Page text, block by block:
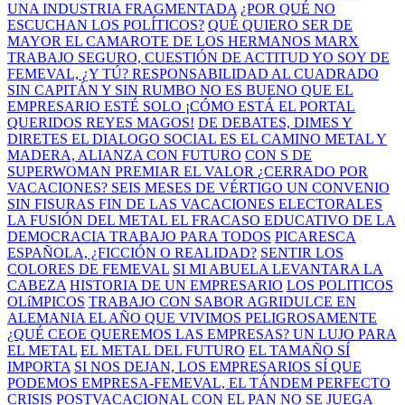
UNA INDUSTRIA FRAGMENTADA ¿POR QUÉ NO
ESCUCHAN LOS POLÍTICOS? QUÉ QUIERO SER DE
MAYOR EL CAMAROTE DE LOS HERMANOS MARX
TRABAJO SEGURO, CUESTIÓN DE ACTITUD YO SOY DE
FEMEVAL, ¿Y TÚ? RESPONSABILIDAD AL CUADRADO
SIN CAPITÁN Y SIN RUMBO NO ES BUENO QUE EL
EMPRESARIO ESTÉ SOLO ¡CÓMO ESTÁ EL PORTAL
QUERIDOS REYES MAGOS! DE DEBATES, DIMES Y
DIRETES EL DIALOGO SOCIAL ES EL CAMINO METAL Y
MADERA, ALIANZA CON FUTURO CON S DE
SUPERWOMAN PREMIAR EL VALOR ¿CERRADO POR
VACACIONES? SEIS MESES DE VÉRTIGO UN CONVENIO
SIN FISURAS FIN DE LAS VACACIONES ELECTORALES
LA FUSIÓN DEL METAL EL FRACASO EDUCATIVO DE LA
DEMOCRACIA TRABAJO PARA TODOS PICARESCA
ESPAÑOLA, ¿FICCIÓN O REALIDAD? SENTIR LOS
COLORES DE FEMEVAL SI MI ABUELA LEVANTARA LA
CABEZA HISTORIA DE UN EMPRESARIO LOS POLITICOS
OLíMPICOS TRABAJO CON SABOR AGRIDULCE EN
ALEMANIA EL AÑO QUE VIVIMOS PELIGROSAMENTE
¿QUÉ CEOE QUEREMOS LAS EMPRESAS? UN LUJO PARA
EL METAL EL METAL DEL FUTURO EL TAMAÑO SÍ
IMPORTA SI NOS DEJAN, LOS EMPRESARIOS SÍ QUE
PODEMOS EMPRESA-FEMEVAL, EL TÁNDEM PERFECTO
CRISIS POSTVACACIONAL CON EL PAN NO SE JUEGA